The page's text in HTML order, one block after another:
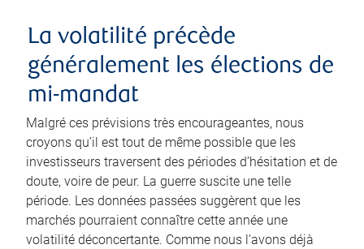
La volatilité précède
généralement les élections de
mi-mandat
Malgré ces prévisions très encourageantes, nous
croyons qu’il est tout de même possible que les
investisseurs traversent des périodes d’hésitation et de
doute, voire de peur. La guerre suscite une telle
période. Les données passées suggèrent que les
marchés pourraient connaître cette année une
volatilité déconcertante. Comme nous l’avons déjà